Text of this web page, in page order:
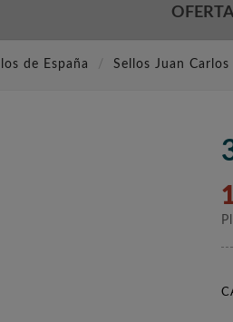
de España Sellos Juan